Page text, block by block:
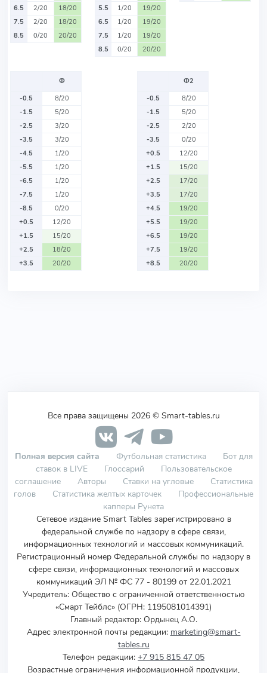
6.5
2/20
18/20
7.5
2/20
18/20
8.5
0/20 20/20
5.5
1/20
19/20
6.5
1/20
19/20
7.5
1/20
19/20
8.5
0/20 20/20
Ф
-0.5
8/20
-1.5
5/20
-2.5
3/20
-3.5
3/20
-4.5
1/20
-5.5
1/20
-6.5
1/20
-7.5
1/20
-8.5
0/20
+0.5
12/20
+1.5
15/20
+2.5
18/20
+3.5
20/20
Ф2
-0.5
8/20
-1.5
5/20
-2.5
2/20
-3.5
0/20
+0.5
12/20
+1.5
15/20
+2.5
17/20
+3.5
17/20
+4.5
19/20
+5.5
19/20
+6.5
19/20
+7.5
19/20
+8.5
20/20
Все права защищены 2026 © Smart-tables.ru
Полная версия сайта Футбольная статистика
Бот для
ставок в LIVE
Глоссарий
Пользовательское
соглашение
Авторы Ставки на угловые
Статистика
голов
Статистика желтых карточек
Профессиональные
капперы Рунета
Сетевое издание Smart Tables зарегистрировано в
федеральной службе по надзору в сфере связи,
информационных технологий и массовых коммуникаций.
Регистрационный номер Федеральной службы по надзору в
сфере связи, информационных технологий и массовых
коммуникаций ЭЛ № ФС 77 - 80199 от 22.01.2021
Учредитель: Общество с ограниченной ответственностью
«Смарт Тейблс» (ОГРН: 1195081014391)
Главный редактор: Ордынец А.О.
Адрес электронной почты редакции: marketing@smart-
tables.ru
Телефон редакции: +7 915 815 47 05
Возрастные ограничения информационной продукции,